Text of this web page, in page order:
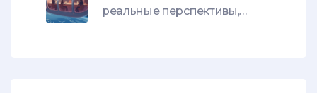
реальные перспективы,